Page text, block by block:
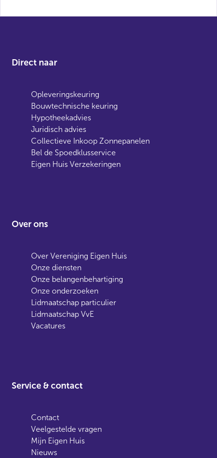
Direct naar
Opleveringskeuring
Bouwtechnische keuring
Hypotheekadvies
Juridisch advies
Collectieve Inkoop Zonnepanelen
Bel de Spoedklusservice
Eigen Huis Verzekeringen
Over ons
Over Vereniging Eigen Huis
Onze diensten
Onze belangenbehartiging
Onze onderzoeken
Lidmaatschap particulier
Lidmaatschap VvE
Vacatures
Service & contact
Contact
Veelgestelde vragen
Mijn Eigen Huis
Nieuws